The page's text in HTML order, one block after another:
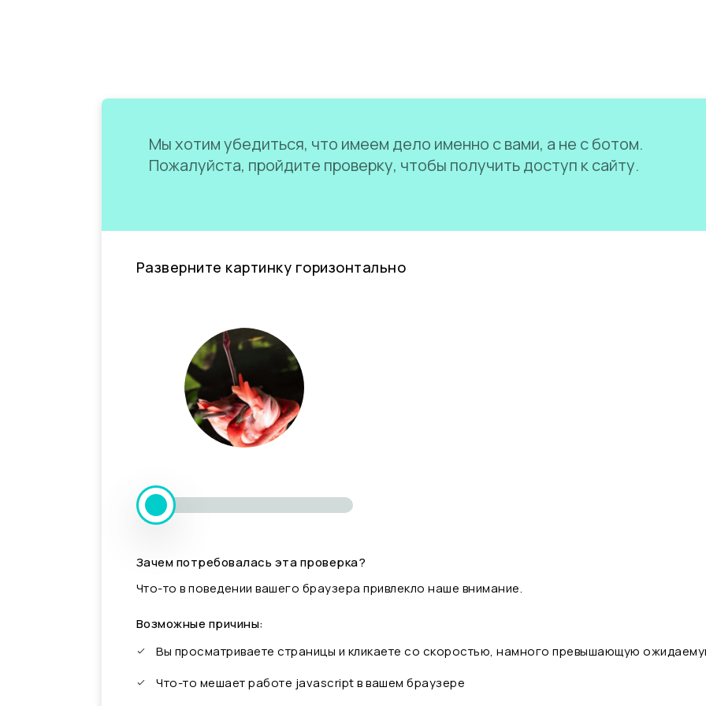
Мы хотим убедиться, что имеем дело именно с вами, а не с ботом.
Пожалуйста, пройдите проверку, чтобы получить доступ к сайту.
Разверните картинку горизонтально
Зачем потребовалась эта проверка?
Что-то в поведении вашего браузера привлекло наше внимание.
Возможные причины:
Вы просматриваете страницы и кликаете со скоростью, намного превышающую
Что-то мешает работе javascript в вашем браузере